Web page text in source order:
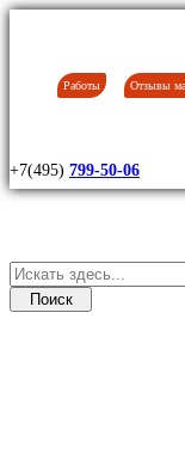
Работы Отзывы
+7(495) 799-50-06